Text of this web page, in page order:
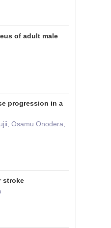
of adult male
progression in a
Osamu Onodera,
stroke